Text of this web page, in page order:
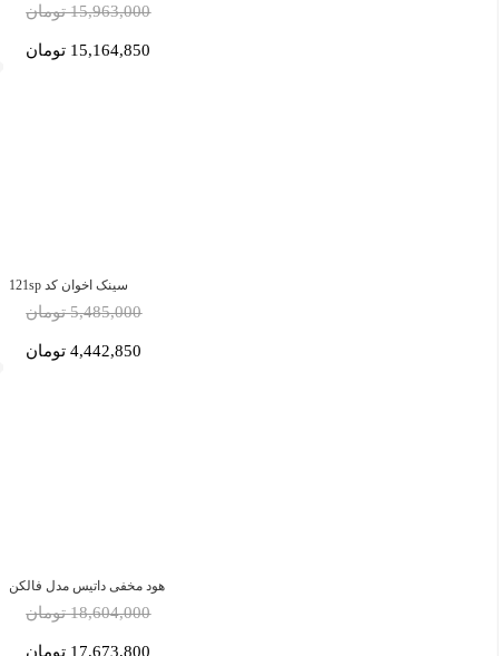
15,963,000 تومان
15,164,850 تومان
سینک اخوان کد 121sp
5,485,000 تومان
4,442,850 تومان
هود مخفی داتیس مدل فالکن
18,604,000 تومان
17,673,800 تومان